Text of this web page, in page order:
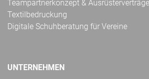
Teampartnerkonzept & Ausrüsterverträge
Textilbedruckung
Digitale Schuhberatung für Vereine
UNTERNEHMEN